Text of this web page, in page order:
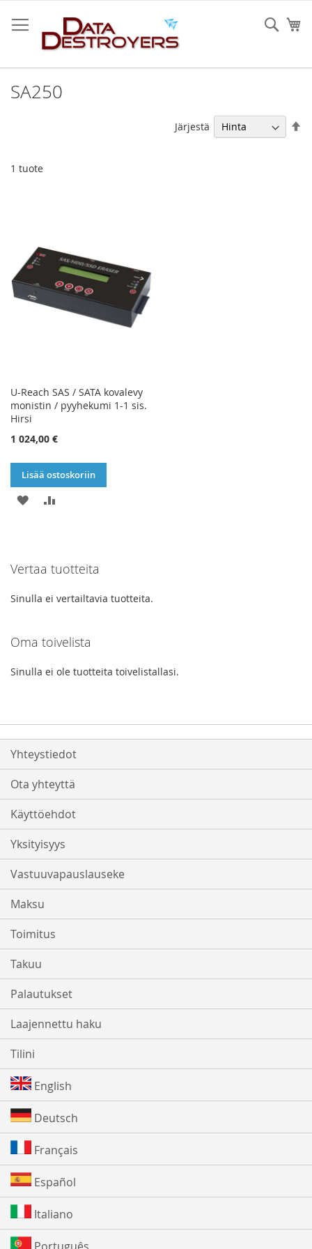
to
Content
SA250
1 tuote
Järjestä
U-Reach SAS / SATA kovalevy
monistin / pyyhekumi 1-1 sis.
Hirsi
1 024,00 €
Lisää ostoskoriin
LISÄÄ
Vertaa tuotteita
Sinulla ei vertailtavia tuotteita.
Oma toivelista
Sinulla ei ole tuotteita toivelistallasi.
Yhteystiedot
Ota yhteyttä
Käyttöehdot
Yksityisyys
Vastuuvapauslauseke
Maksu
Toimitus
Takuu
Palautukset
Laajennettu haku
Tilini
English
Deutsch
Français
Español
Italiano